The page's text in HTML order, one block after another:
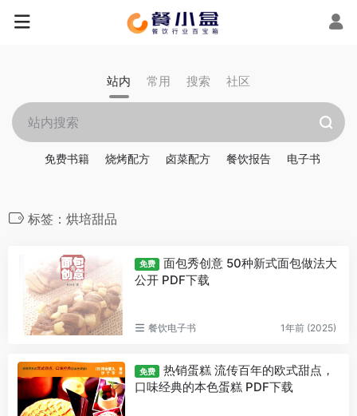
站内 常用 搜索 社区
免费书籍 烧烤配方 卤菜配方 餐饮报告 电子书
标签：烘培甜品
免费
面包秀创意 50种新式面包做法大
公开 PDF下载
餐饮电子书 1年前 (2025)
免费
热销蛋糕 流传百年的欧式甜点，
口味经典的本色蛋糕 PDF下载